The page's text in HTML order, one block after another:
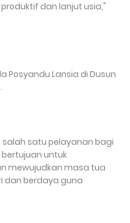
dan lanjut usia,"
Posyandu Lansia di Dusun
satu pelayanan bagi
untuk
mewujudkan masa tua
dan berdaya guna